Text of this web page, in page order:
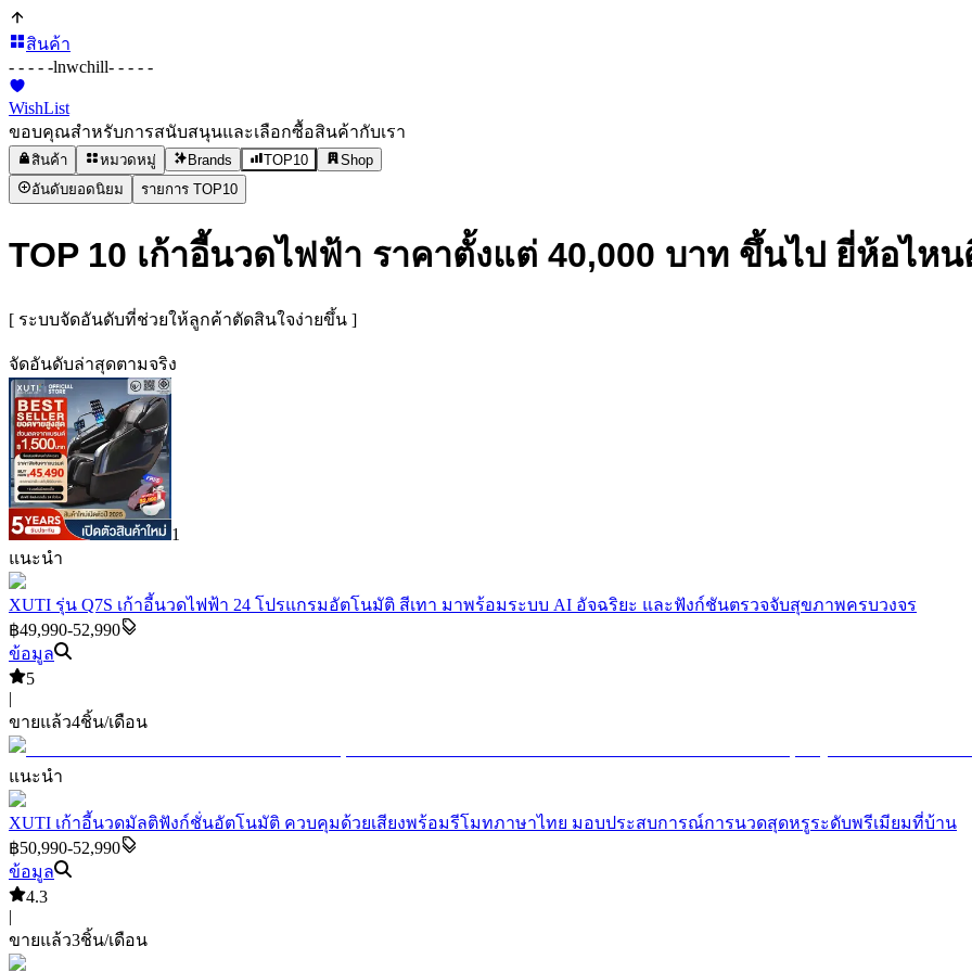
สินค้า
- - - - -lnwchill- - - - -
WishList
ขอบคุณสำหรับการสนับสนุนและเลือกซื้อสินค้ากับเรา
สินค้า หมวดหมู่ Brands TOP10
Shop
อันดับยอดนิยม
รายการ TOP10
TOP 10 เก้าอี้นวดไฟฟ้า ราคาตั้งแต่ 40,000 บาท ขึ้นไป ยี่ห้อไห
[ ระบบจัดอันดับที่ช่วยให้ลูกค้าตัดสินใจง่ายขึ้น ]
จัดอันดับล่าสุดตามจริง
1
แนะนำ
XUTI รุ่น Q7S เก้าอี้นวดไฟฟ้า 24 โปรแกรมอัตโนมัติ สีเทา มาพร้อมระบบ AI อัจฉริยะ และฟังก์ชันตรวจจับสุขภาพครบวงจร
฿49,990-52,990
ข้อมูล
5
|
ขายแล้ว4ชิ้น/เดือน
แนะนำ
XUTI เก้าอี้นวดมัลติฟังก์ชั่นอัตโนมัติ ควบคุมด้วยเสียงพร้อมรีโมทภาษาไทย มอบประสบการณ์การนวดสุดหรูระดับพรีเมียมที่บ้าน
฿50,990-52,990
ข้อมูล
4.3
|
ขายแล้ว3ชิ้น/เดือน